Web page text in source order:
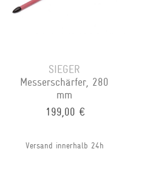
SIEGER
Messerschärfer, 280
mm
199,00 €
Versand innerhalb 24h